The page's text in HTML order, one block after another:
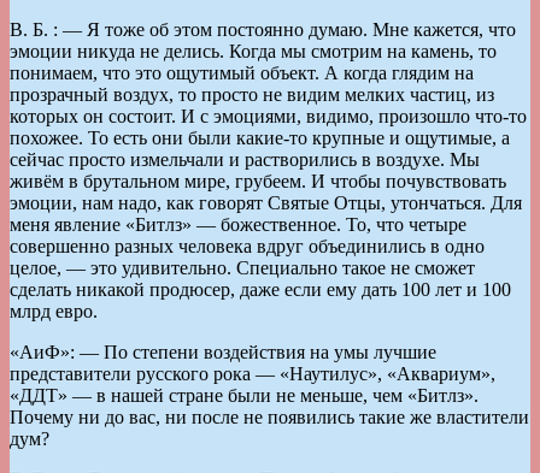
В. Б. : — Я тоже об этом постоянно думаю. Мне кажется, что
эмоции никуда не делись. Когда мы смотрим на камень, то
понимаем, что это ощутимый объект. А когда глядим на
прозрачный воздух, то просто не видим мелких частиц, из
которых он состоит. И с эмоциями, видимо, произошло что-то
похожее. То есть они были какие-то крупные и ощутимые, а
сейчас просто измельчали и растворились в воздухе. Мы
живём в брутальном мире, грубеем. И чтобы почувствовать
эмоции, нам надо, как говорят Святые Отцы, утончаться. Для
меня явление «Битлз» — божественное. То, что четыре
совершенно разных человека вдруг объединились в одно
целое, — это удивительно. Специально такое не сможет
сделать никакой продюсер, даже если ему дать 100 лет и 100
млрд евро.
«АиФ»: — По степени воздействия на умы лучшие
представители рус­ского рока — «Наутилус», «Аквариум»,
«ДДТ» — в нашей стране были не меньше, чем «Битлз».
Почему ни до вас, ни после не появились такие же властители
дум?